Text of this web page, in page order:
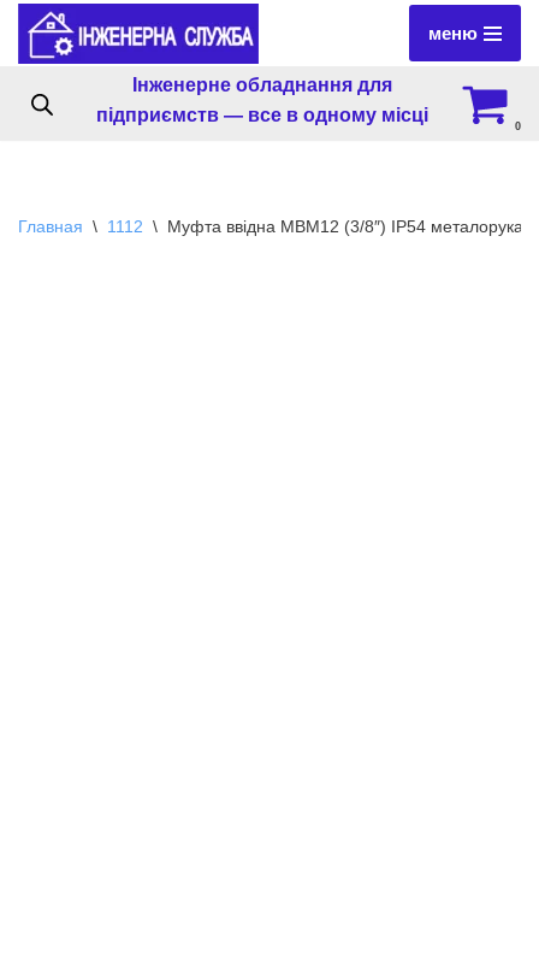
Перейти
содержимому
меню
Інженерне обладнання для
підприємств — все в одному місці
0
Главная \ 1112 \ Муфта ввідна MBМ12 (3/8″) IP54